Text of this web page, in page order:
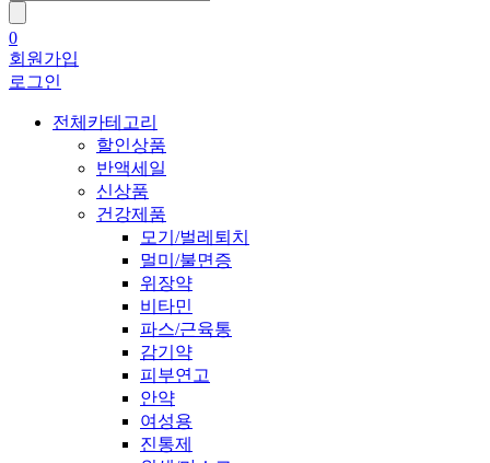
0
회원가입
로그인
전체카테고리
할인상품
반액세일
신상품
건강제품
모기/벌레퇴치
멀미/불면증
위장약
비타민
파스/근육통
감기약
피부연고
안약
여성용
진통제